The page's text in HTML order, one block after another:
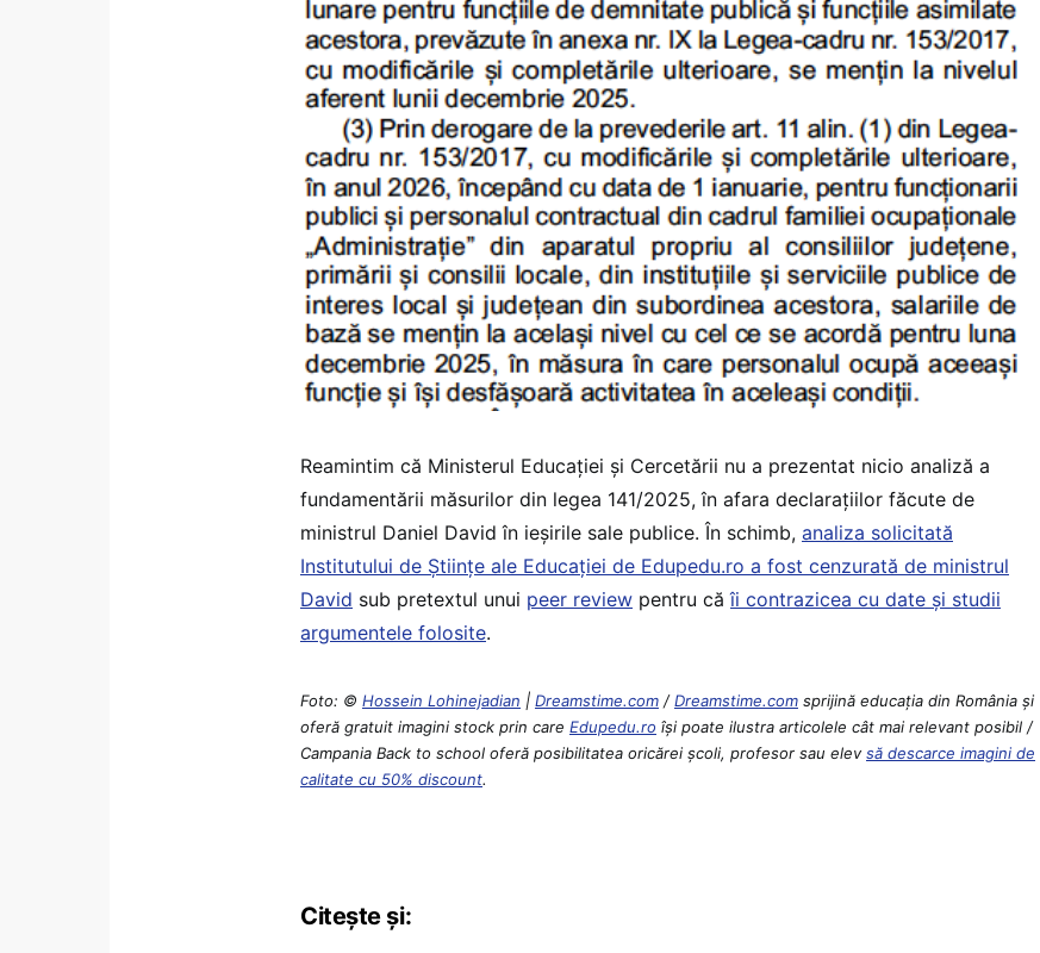
Reamintim că Ministerul Educației și Cercetării nu a prezentat nicio analiză a
fundamentării măsurilor din legea 141/2025, în afara declarațiilor făcute de
ministrul Daniel David în ieșirile sale publice. În schimb, analiza solicitată
Institutului de Științe ale Educației de Edupedu.ro a fost cenzurată de ministrul
David sub pretextul unui peer review pentru căîi contrazicea cu date și studii
argumentele folosite.
Foto: © Hossein Lohinejadian | Dreamstime.com /Dreamstime.com sprijină educaţia din România şi
oferă gratuit imagini stock prin care Edupedu.ro îşi poate ilustra articolele cât mai relevant posibil /
Campania Back to school oferă posibilitatea oricărei școli, profesor sau elevsă descarce imagini de
calitate cu 50% discount.
Citește și: